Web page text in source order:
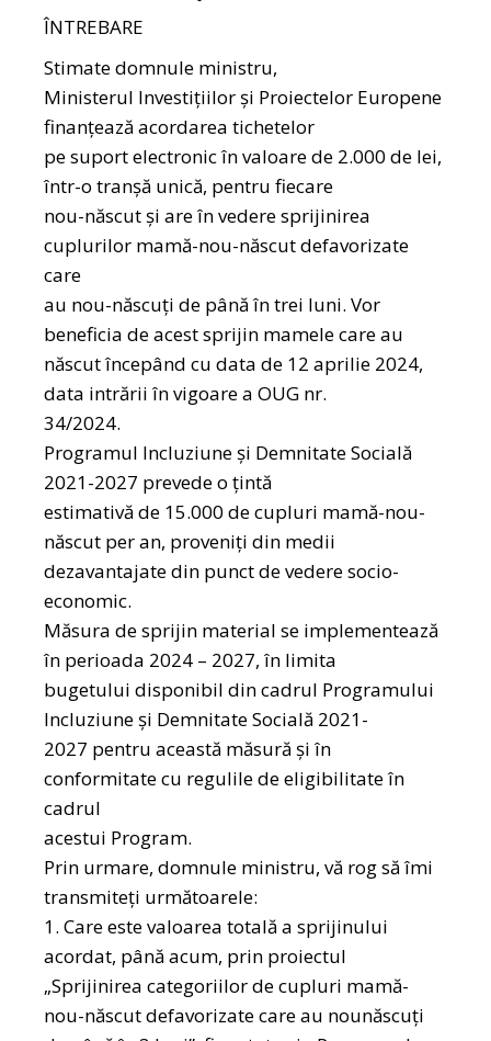
ÎNTREBARE
Stimate domnule ministru,
Ministerul Investițiilor și Proiectelor Europene
finanțează acordarea tichetelor
pe suport electronic în valoare de 2.000 de lei,
într-o tranșă unică, pentru fiecare
nou-născut și are în vedere sprijinirea
cuplurilor mamă-nou-născut defavorizate
care
au nou-născuți de până în trei luni. Vor
beneficia de acest sprijin mamele care au
născut începând cu data de 12 aprilie 2024,
data intrării în vigoare a OUG nr.
34/2024.
Programul Incluziune și Demnitate Socială
2021-2027 prevede o țintă
estimativă de 15.000 de cupluri mamă-nou-
născut per an, proveniți din medii
dezavantajate din punct de vedere socio-
economic.
Măsura de sprijin material se implementează
în perioada 2024 – 2027, în limita
bugetului disponibil din cadrul Programului
Incluziune și Demnitate Socială 2021-
2027 pentru această măsură și în
conformitate cu regulile de eligibilitate în
cadrul
acestui Program.
Prin urmare, domnule ministru, vă rog să îmi
transmiteți următoarele:
1. Care este valoarea totală a sprijinului
acordat, până acum, prin proiectul
„Sprijinirea categoriilor de cupluri mamă-
nou-născut defavorizate care au nounăscuți